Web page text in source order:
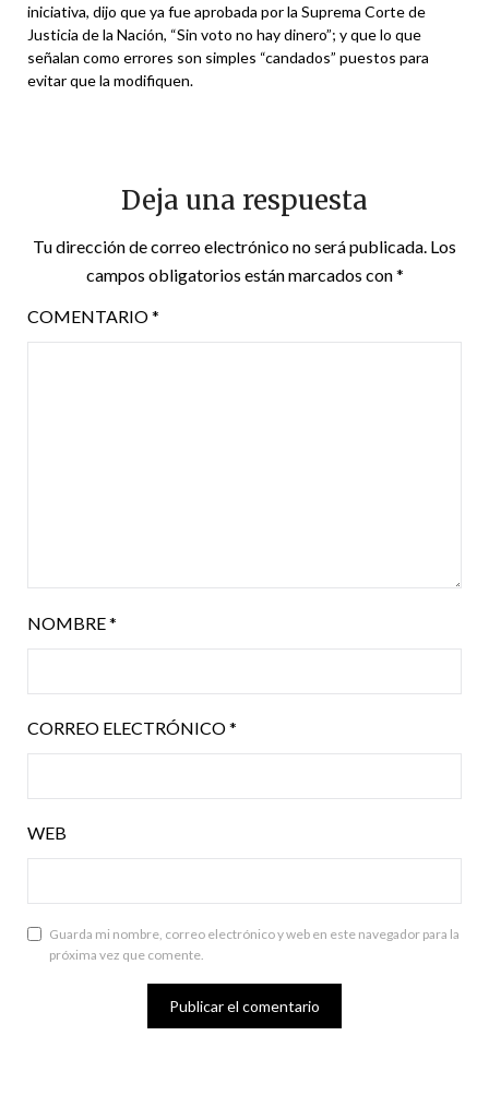
iniciativa, dijo que ya fue aprobada por la Suprema Corte de
Justicia de la Nación, “Sin voto no hay dinero”; y que lo que
señalan como errores son simples “candados” puestos para
evitar que la modifiquen.
Deja una respuesta
Tu dirección de correo electrónico no será publicada. Los
campos obligatorios están marcados con*
COMENTARIO*
NOMBRE*
CORREO ELECTRÓNICO*
WEB
Guarda mi nombre, correo electrónico y web en este navegador para la
próxima vez que comente.